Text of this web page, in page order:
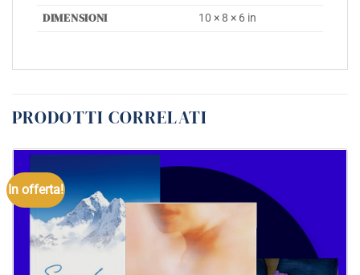
DIMENSIONI 10 × 8 × 6 in
PRODOTTI CORRELATI
In offerta!